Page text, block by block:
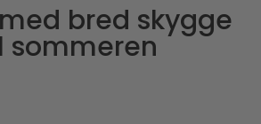
bred skygge
sommeren